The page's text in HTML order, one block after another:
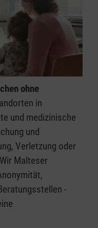
ohne
in
und medizinische
und
Verletzung oder
Malteser
-